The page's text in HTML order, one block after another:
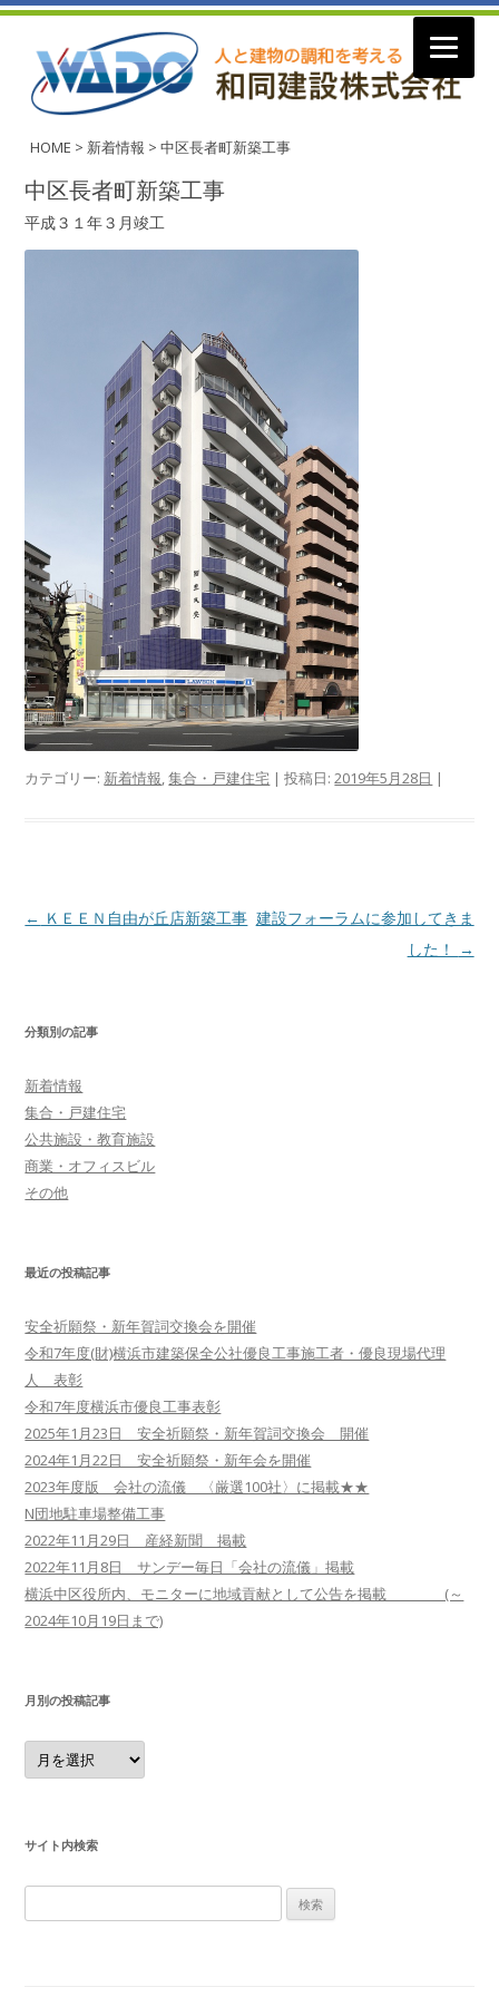
ン
テ
ッ
HOME > 新着情報 >中区長者町新築工事
中区長者町新築工事
平成３１年３月竣工
カテゴリー: 新着情報,集合・戸建住宅 | 投稿日:2019年5月28日 |
投
ゲ
シ
ョ
ン
← ＫＥＥＮ自由が丘店新築工事 建設フォーラムに参加してきま
した！
→
分類別の記事
新着情報
集合・戸建住宅
公共施設・教育施設
商業・オフィスビル
その他
最近の投稿記事
安全祈願祭・新年賀詞交換会を開催
令和7年度(財)横浜市建築保全公社優良工事施工者・優良現場代理
人 表彰
令和7年度横浜市優良工事表彰
2025年1月23日 安全祈願祭・新年賀詞交換会 開催
2024年1月22日 安全祈願祭・新年会を開催
2023年度版 会社の流儀 〈厳選100社〉に掲載★★
N団地駐車場整備工事
2022年11月29日 産経新聞 掲載
2022年11月8日 サンデー毎日「会社の流儀」掲載
横浜中区役所内、モニターに地域貢献として公告を掲載 (～
2024年10月19日まで)
月別の投稿記事
月
別
の
事
サイト内検索
索